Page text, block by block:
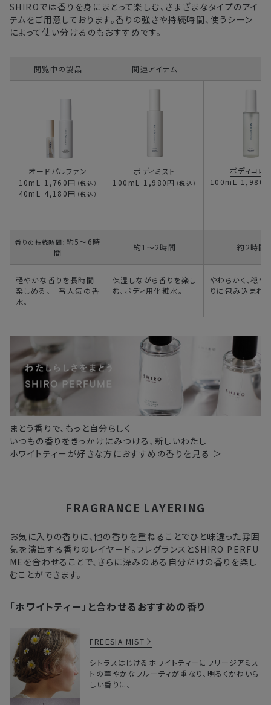
SHIROでは香りを身にまとって楽しむ、さまざまなタイプのアイ
テムをご用意しております。香りの強さや持続時間、使うシーン
によって使い分けるのもおすすめです。
閲覧中の製品 関連アイテム
オードパルファン
10mL 1,760円 （税込）
40mL 4,180円 （税込）
ボディミスト
100mL 1,980円 （税込）
ボディコロ
100mL 1,980
香りの持続時間： 約5～6時
間
約1～2時間 約2時間
軽やかな香りを長時間
楽しめる、一番人気の香
水。
保湿しながら香りを楽し
む、ボディ用化粧水。
やわらかく、穏や
りに包み込まれ
まとう香りで、もっと自分らしく
いつもの香りをきっかけにみつける、新しいわたし
ホワイトティーが好きな方におすすめの香りを見る ＞
FRAGRANCE LAYERING
お気に⼊りの⾹りに、他の⾹りを重ねることでひと味違った雰囲
気を演出する⾹りのレイヤード。フレグランスとSHIRO PERFU
MEを合わせることで、さらに深みのある⾃分だけの⾹りを楽し
むことができます。
「ホワイトティー」と合わせるおすすめの香り
FREESIA MIST
シトラスはじけるホワイトティーにフリージアミス
トの華やかなフルーティが重なり、明るくかわいら
しい香りに。